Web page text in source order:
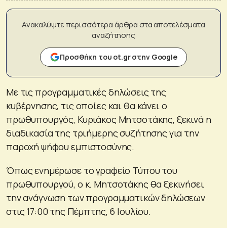
Ανακαλύψτε περισσότερα άρθρα στα αποτελέσματα
αναζήτησης
Προσθήκη του ot.gr στην Google
Με τις προγραμματικές δηλώσεις της
κυβέρνησης, τις οποίες και θα κάνει ο
πρωθυπουργός, Κυριάκος Μητσοτάκης, ξεκινά η
διαδικασία της τριήμερης συζήτησης για την
παροχή ψήφου εμπιστοσύνης.
Όπως ενημέρωσε το γραφείο Τύπου του
πρωθυπουργού, ο κ. Μητσοτάκης θα ξεκινήσει
την ανάγνωση των προγραμματικών δηλώσεων
στις 17:00 της Πέμπτης, 6 Ιουλίου.